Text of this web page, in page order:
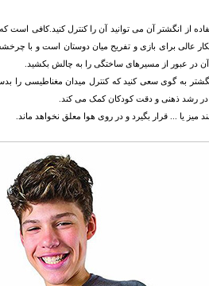
از انگشتر آن می توانید آن را کنترل کنید.کافی است
عالی برای بازی و تفریح میان دوستان است و با
آن در عبور از مسیرهای ساختگی را به چالش بکشید.
به گوی سعی کنید که کنترل میدان مغناطیسی را
یا ... قرار بگیرد و در روی هوا معلق نخواهد ماند.